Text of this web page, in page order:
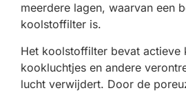
meerdere lagen, waarvan een
koolstoffilter is.
Het koolstoffilter bevat actieve
kookluchtjes en andere
lucht verwijdert. Door de